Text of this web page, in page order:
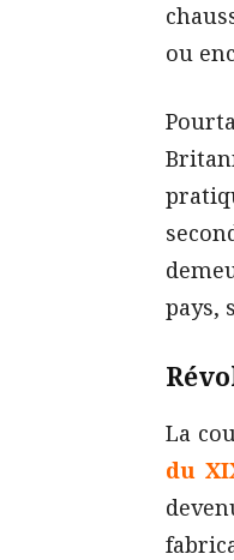
ou
pays,
La
du